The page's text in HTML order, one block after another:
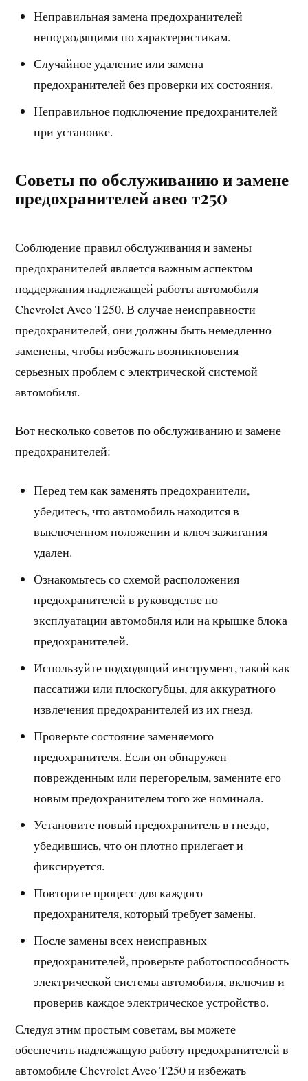
Неправильная замена предохранителей
неподходящими по характеристикам.
Случайное удаление или замена
предохранителей без проверки их состояния.
Неправильное подключение предохранителей
при установке.
Советы по обслуживанию и замене
предохранителей авео т250
Соблюдение правил обслуживания и замены
предохранителей является важным аспектом
поддержания надлежащей работы автомобиля
Chevrolet Aveo Т250. В случае неисправности
предохранителей, они должны быть немедленно
заменены, чтобы избежать возникновения
серьезных проблем с электрической системой
автомобиля.
Вот несколько советов по обслуживанию и замене
предохранителей:
Перед тем как заменять предохранители,
убедитесь, что автомобиль находится в
выключенном положении и ключ зажигания
удален.
Ознакомьтесь со схемой расположения
предохранителей в руководстве по
эксплуатации автомобиля или на крышке блока
предохранителей.
Используйте подходящий инструмент, такой как
пассатижи или плоскогубцы, для аккуратного
извлечения предохранителей из их гнезд.
Проверьте состояние заменяемого
предохранителя. Если он обнаружен
поврежденным или перегорелым, замените его
новым предохранителем того же номинала.
Установите новый предохранитель в гнездо,
убедившись, что он плотно прилегает и
фиксируется.
Повторите процесс для каждого
предохранителя, который требует замены.
После замены всех неисправных
предохранителей, проверьте работоспособность
электрической системы автомобиля, включив и
проверив каждое электрическое устройство.
Следуя этим простым советам, вы можете
обеспечить надлежащую работу предохранителей в
автомобиле Chevrolet Aveo Т250 и избежать